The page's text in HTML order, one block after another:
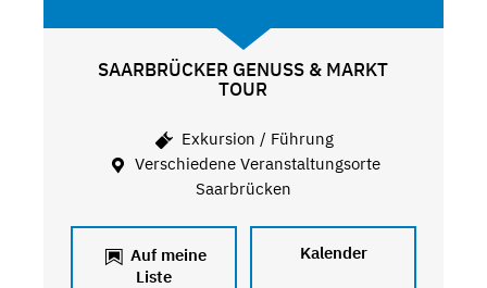
SAARBRÜCKER GENUSS & MARKT
TOUR
Exkursion / Führung
Verschiedene Veranstaltungsorte
Saarbrücken
Auf meine
Liste
Kalender